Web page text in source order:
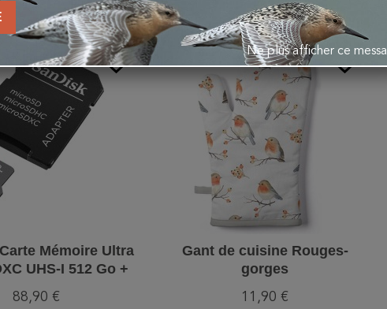
favorite_border
Mémoire Ultra
UHS-I 512 Go +
SD
88,90 €
favorite_border
Gant de cuisine Rouges-
gorges
11,90 €
Ne plus afficher ce